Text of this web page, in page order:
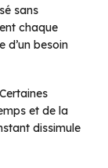
sans
chaque
d’un besoin
et de la
dissimule